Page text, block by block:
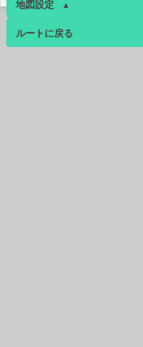
地図設定 ▴
ベース ▴
ルートに戻る